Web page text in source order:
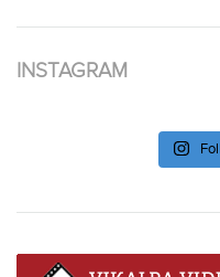
INSTAGRAM